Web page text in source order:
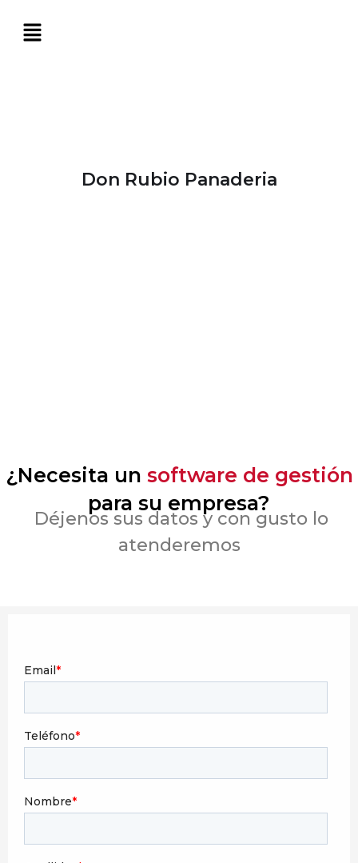
Don Rubio Panaderia
¿Necesita un software de gestión
para su empresa?
Déjenos sus datos y con gusto lo
atenderemos